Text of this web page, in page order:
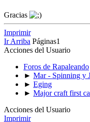
Gracias
Imprimir
Ir Arriba Páginas1
Acciones del Usuario
Foros de Rapaleando
► Mar - Spinning y
► Eging
► Major craft first
Acciones del Usuario
Imprimir